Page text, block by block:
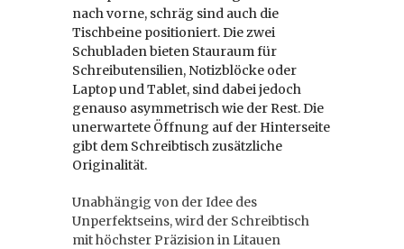
nach vorne, schräg sind auch die
Tischbeine positioniert. Die zwei
Schubladen bieten Stauraum für
Schreibutensilien, Notizblöcke oder
Laptop und Tablet, sind dabei jedoch
genauso asymmetrisch wie der Rest. Die
unerwartete Öffnung auf der Hinterseite
gibt dem Schreibtisch zusätzliche
Originalität.
Unabhängig von der Idee des
Unperfektseins, wird der Schreibtisch
mit höchster Präzision in Litauen